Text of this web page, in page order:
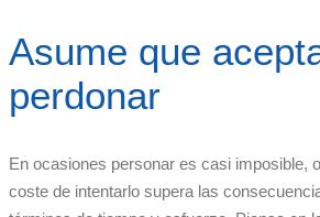
Asume que
perdonar
En ocasiones personar es casi imposible,
coste de intentarlo supera las